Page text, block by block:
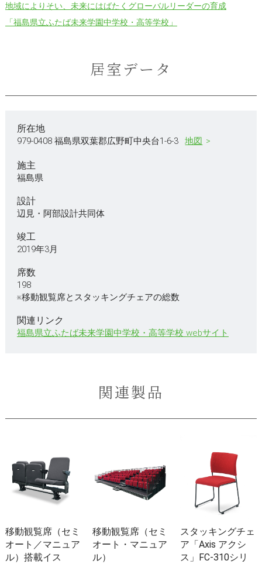
地域によりそい、未来にはばたくグローバルリーダーの育成
「福島県立ふたば未来学園中学校・高等学校」
居室データ
所在地
979-0408 福島県双葉郡広野町中央台1-6-3 地図
施主
福島県
設計
辺見・阿部設計共同体
竣工
2019年3月
席数
198
※移動観覧席とスタッキングチェアの総数
関連リンク
福島県立ふたば未来学園中学校・高等学校 webサイト
関連製品
移動観覧席（セミ
オート／マニュア
ル）搭載イス
移動観覧席（セミ
オート・マニュア
ル）
スタッキングチェ
ア「Axis アクシ
ス」FC-310シリ